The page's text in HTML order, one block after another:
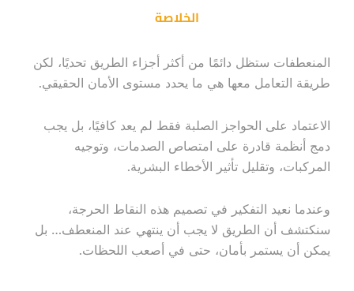
الخلاصة
المنعطفات ستظل دائمًا من أكثر أجزاء الطريق تحديًا، لكن
طريقة التعامل معها هي ما يحدد مستوى الأمان الحقيقي.
الاعتماد على الحواجز الصلبة فقط لم يعد كافيًا، بل يجب
دمج أنظمة قادرة على امتصاص الصدمات، وتوجيه
المركبات، وتقليل تأثير الأخطاء البشرية.
وعندما نعيد التفكير في تصميم هذه النقاط الحرجة،
سنكتشف أن الطريق لا يجب أن ينتهي عند المنعطف… بل
يمكن أن يستمر بأمان، حتى في أصعب اللحظات.